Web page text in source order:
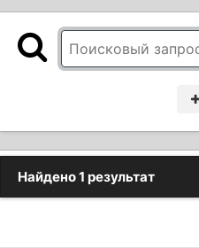
Найдено 1 результат